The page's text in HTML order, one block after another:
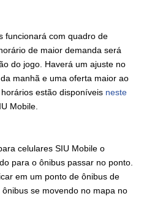
funcionará com quadro de
de maior demanda será
do jogo. Haverá um ajuste no
manhã e uma oferta maior ao
estão disponíveis neste
Mobile.
celulares SIU Mobile o
para o ônibus passar no ponto.
em um ponto de ônibus de
se movendo no mapa no